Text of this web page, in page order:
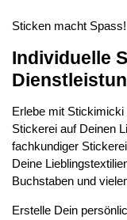
Sticken macht Spass!
Individuelle
Erlebe mit
Stickerei auf Deinen
fachkundiger
Deine
Buchstaben und
Erstelle Dein